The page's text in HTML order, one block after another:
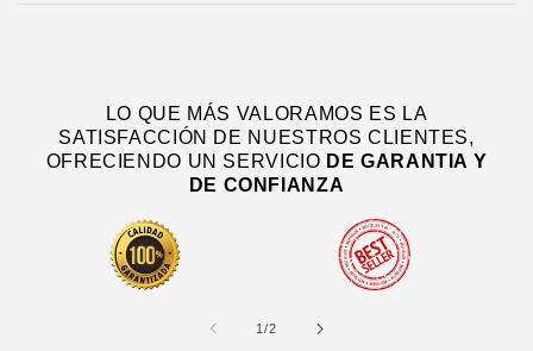
LO QUE MÁS VALORAMOS ES LA
SATISFACCIÓN DE NUESTROS CLIENTES,
OFRECIENDO UN SERVICIO DE GARANTIA Y
DE CONFIANZA
1/de
2